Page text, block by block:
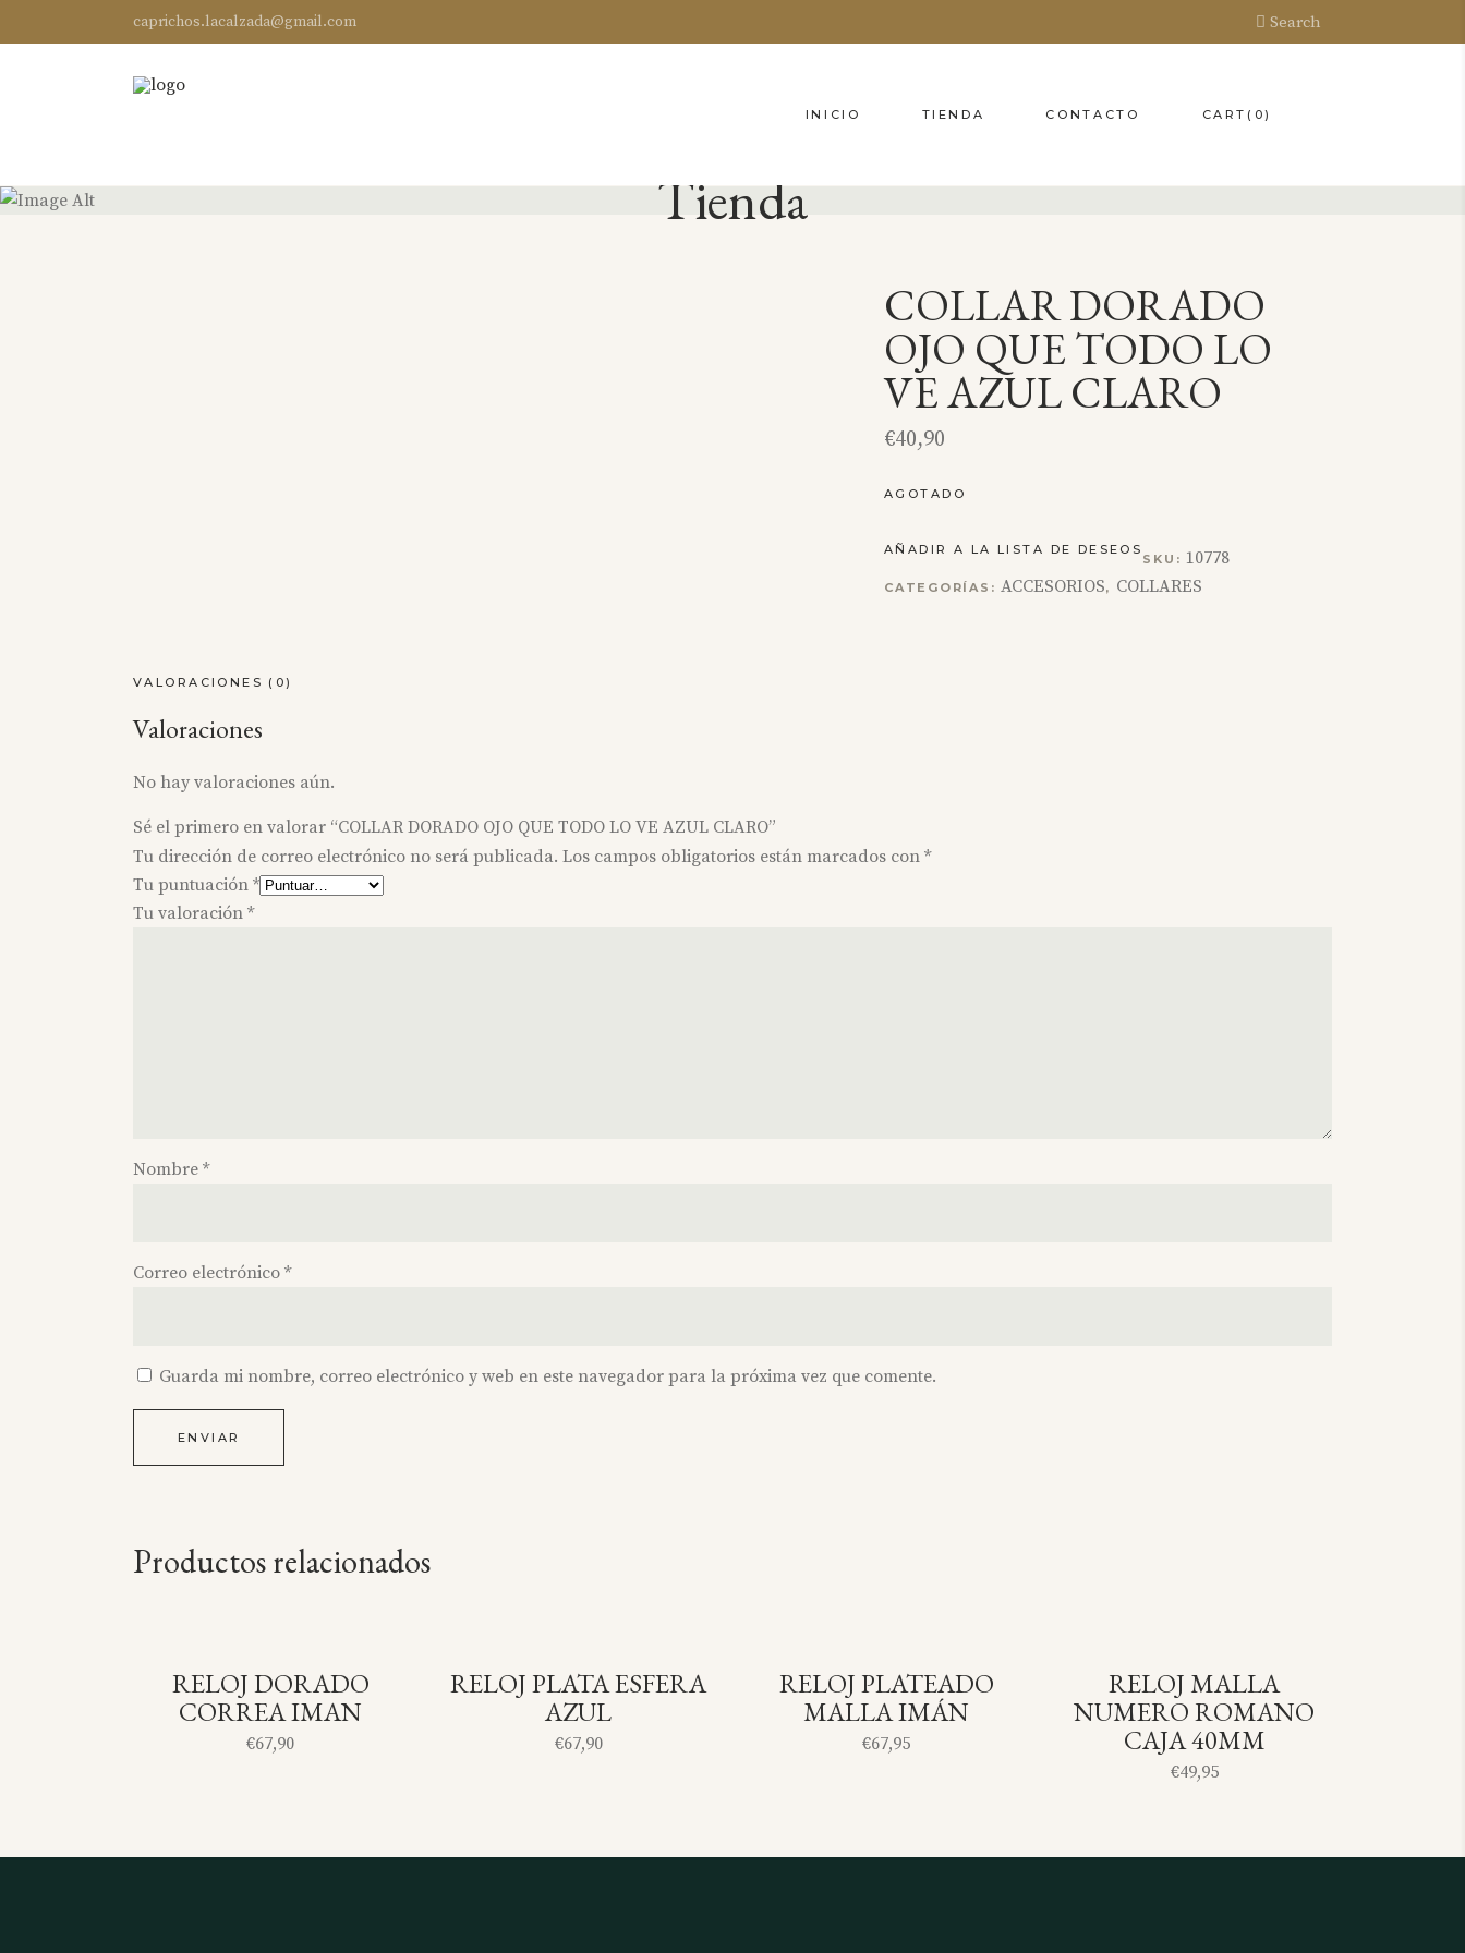
caprichos.lacalzada@gmail.com Search
INICIO TIENDA CONTACTO CART (0)
Tienda
COLLAR DORADO
OJO QUE TODO LO
VE AZUL CLARO
€40,90
AGOTADO
AÑADIR A LA LISTA DE DESEOS
SKU: 10778
CATEGORÍAS:ACCESORIOS, COLLARES
VALORACIONES (0)
Valoraciones
No hay valoraciones aún.
Sé el primero en valorar “COLLAR DORADO OJO QUE TODO LO VE AZUL CLARO”
Tu dirección de correo electrónico no será publicada. Los campos obligatorios están marcados con *
Tu puntuación *
Tu valoración *
Nombre *
Correo electrónico *
Guarda mi nombre, correo electrónico y web en este navegador para la próxima vez que comente.
Productos relacionados
SOLD
RELOJ DORADO
CORREA IMAN
€67,90
SOLD
RELOJ PLATA ESFERA
AZUL
€67,90
SOLD
RELOJ PLATEADO
MALLA IMÁN
€67,95
SOLD
RELOJ MALLA
NUMERO ROMANO
CAJA 40MM
€49,95